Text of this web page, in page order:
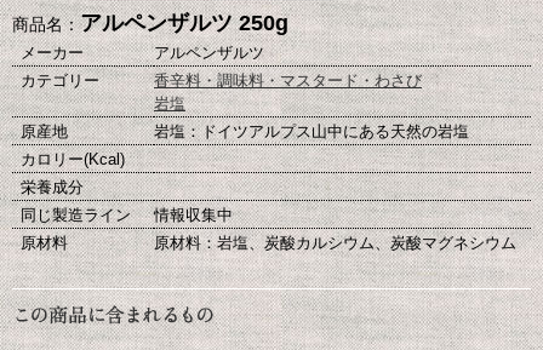
商品名：アルペンザルツ 250g
メーカー
アルペンザルツ
カテゴリー
香辛料・調味料・マスタード・わさび
岩塩
原産地
岩塩：ドイツアルプス山中にある天然の岩塩
カロリー(Kcal)
栄養成分
同じ製造ライン
情報収集中
原材料
原材料：岩塩、炭酸カルシウム、炭酸マグネシウム